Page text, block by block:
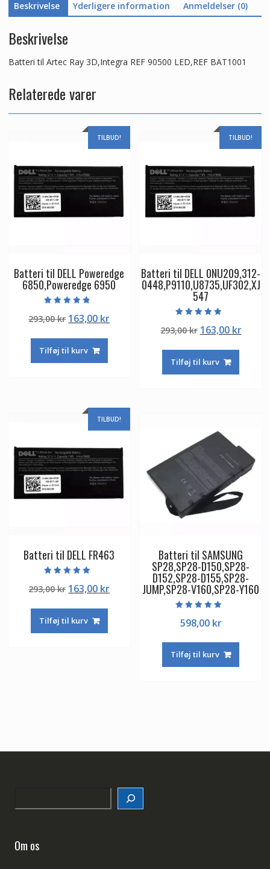
Beskrivelse Yderligere information Anmeldelser (0)
Beskrivelse
Batteri til Artec Ray 3D,Integra REF 90500 LED,REF BAT1001
Relaterede varer
TILBUD!
Batteri til DELL Poweredge
6850,Poweredge 6950
4.50
ud af 5
293,00kr Den
pris
var:
163,00 krDen
Tilføj til kurv
TILBUD!
Batteri til DELL 0NU209,312-
0448,P9110,U8735,UF302,XJ
547
4.50
ud af 5
293,00kr Den
pris
var:
163,00 krDen
Tilføj til kurv
TILBUD!
Batteri til DELL FR463
5.00
ud af 5
293,00kr Den
pris
var:
163,00 krDen
Tilføj til kurv
Batteri til SAMSUNG
SP28,SP28-D150,SP28-
D152,SP28-D155,SP28-
JUMP,SP28-V160,SP28-Y160
4.50
ud af 5
598,00 kr
Tilføj til kurv
Om os